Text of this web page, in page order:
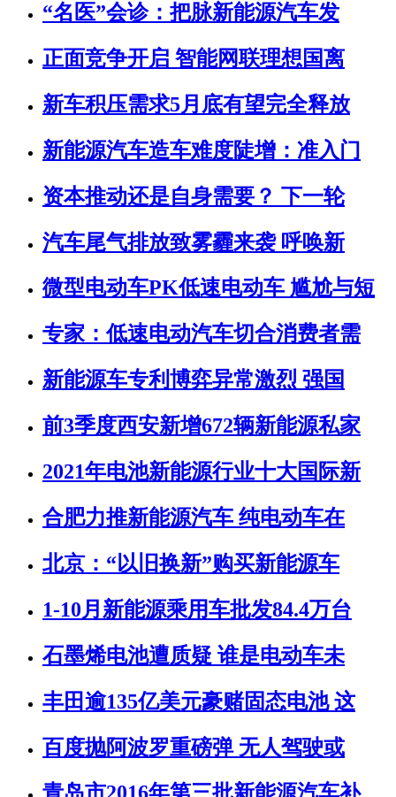
“名医”会诊：把脉新能源汽车发
正面竞争开启 智能网联理想国离
新车积压需求5月底有望完全释放
新能源汽车造车难度陡增：准入门
资本推动还是自身需要？ 下一轮
汽车尾气排放致雾霾来袭 呼唤新
微型电动车PK低速电动车 尴尬与短
专家：低速电动汽车切合消费者需
新能源车专利博弈异常激烈 强国
前3季度西安新增672辆新能源私家
2021年电池新能源行业十大国际新
合肥力推新能源汽车 纯电动车在
北京：“以旧换新”购买新能源车
1-10月新能源乘用车批发84.4万台
石墨烯电池遭质疑 谁是电动车未
丰田逾135亿美元豪赌固态电池 这
百度抛阿波罗重磅弹 无人驾驶或